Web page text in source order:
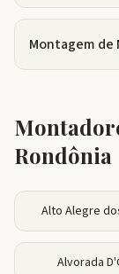
Montagem de
Rondônia
Alto Alegre
Alvorada